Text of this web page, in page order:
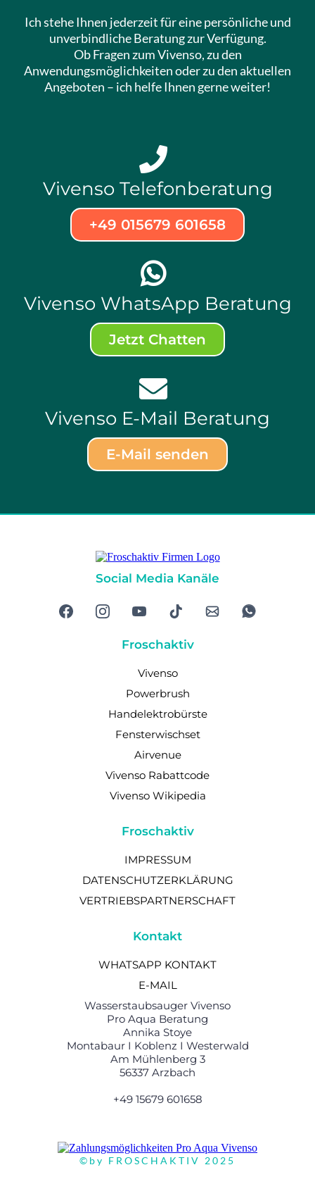
Ich stehe Ihnen jederzeit für eine persönliche und
unverbindliche Beratung zur Verfügung.
Ob Fragen zum Vivenso, zu den
Anwendungsmöglichkeiten oder zu den aktuellen
Angeboten – ich helfe Ihnen gerne weiter!
Vivenso Telefonberatung
+49 015679 601658
Vivenso WhatsApp Beratung
Jetzt Chatten
Vivenso E-Mail Beratung
E-Mail senden
Social Media Kanäle
Froschaktiv
Vivenso
Powerbrush
Handelektrobürste
Fensterwischset
Airvenue
Vivenso Rabattcode
Vivenso Wikipedia
Froschaktiv
IMPRESSUM
DATENSCHUTZERKLÄRUNG
VERTRIEBSPARTNERSCHAFT
Kontakt
WHATSAPP KONTAKT
E-MAIL
Wasserstaubsauger Vivenso
Pro Aqua Beratung
Annika Stoye
Montabaur I Koblenz I Westerwald
Am Mühlenberg 3
56337 Arzbach
+49 15679 601658
©by FROSCHAKTIV 2025